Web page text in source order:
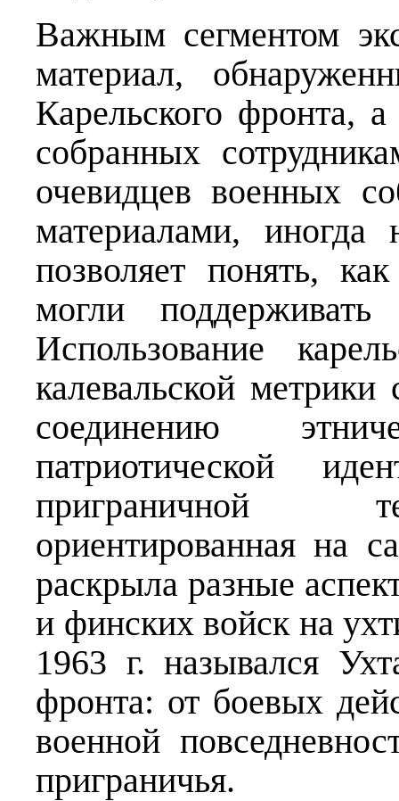
Важным сегментом
материал,
Карельского фронта,
собранных
очевидцев военных
материалами, иногда
позволяет понять,
могли
Использование
калевальской
соединению
патриотической
приграничной
ориентированная на
раскрыла разные
и финских войск на
1963 г. назывался
фронта: от боевых
военной
приграничья.